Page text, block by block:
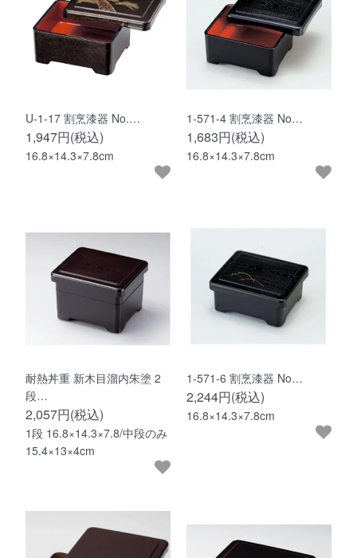
U-1-17 割烹漆器 No.…
1,947円(税込)
16.8×14.3×7.8cm
1-571-4 割烹漆器 No…
1,683円(税込)
16.8×14.3×7.8cm
耐熱丼重 新木目溜内朱塗 2
段…
2,057円(税込)
1段 16.8×14.3×7.8/中段のみ
15.4×13×4cm
1-571-6 割烹漆器 No…
2,244円(税込)
16.8×14.3×7.8cm